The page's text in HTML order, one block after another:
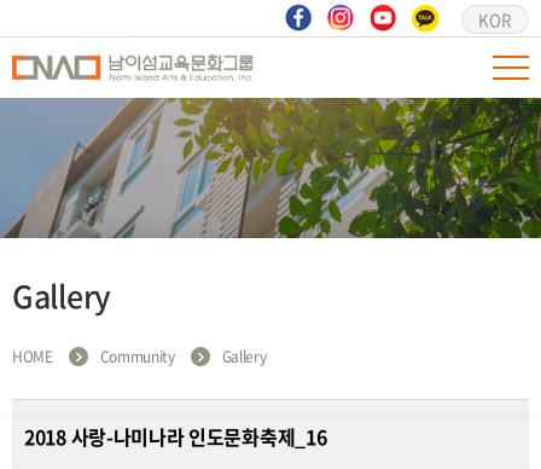
KOR
Gallery
HOME Community Gallery
2018 사랑-나미나라 인도문화축제_16